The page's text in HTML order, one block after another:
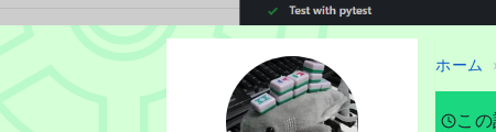
ホーム
こ